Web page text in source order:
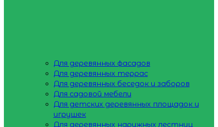
Для деревянных фасадов
Для деревянных террас
Для деревянных беседок и заборов
Для садовой мебели
Для детских деревянных площадок и
игрушек
Для деревянных наружных лестниц